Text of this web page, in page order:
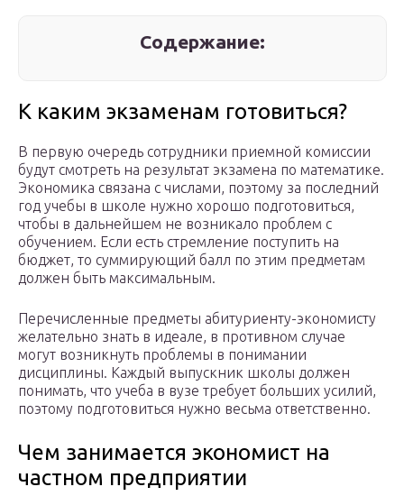
Содержание:
К каким экзаменам готовиться?
В первую очередь сотрудники приемной комиссии
будут смотреть на результат экзамена по математике.
Экономика связана с числами, поэтому за последний
год учебы в школе нужно хорошо подготовиться,
чтобы в дальнейшем не возникало проблем с
обучением. Если есть стремление поступить на
бюджет, то суммирующий балл по этим предметам
должен быть максимальным.
Перечисленные предметы абитуриенту-экономисту
желательно знать в идеале, в противном случае
могут возникнуть проблемы в понимании
дисциплины. Каждый выпускник школы должен
понимать, что учеба в вузе требует больших усилий,
поэтому подготовиться нужно весьма ответственно.
Чем занимается экономист на
частном предприятии